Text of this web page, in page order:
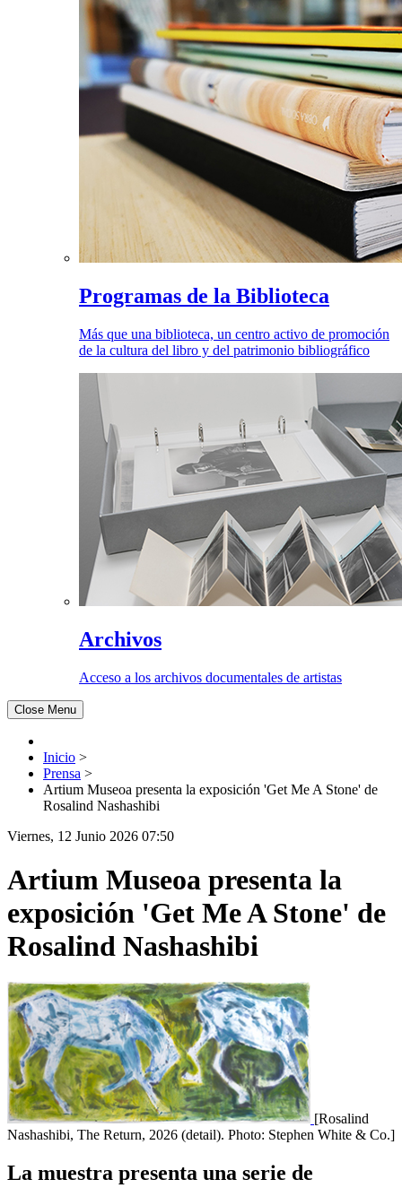
Programas de la Biblioteca
Más que una biblioteca, un centro activo de promoción
de la cultura del libro y del patrimonio bibliográfico
Archivos
Acceso a los archivos documentales de artistas
Close Menu
Inicio >
Prensa >
Artium Museoa presenta la exposición 'Get Me A Stone' de
Rosalind Nashashibi
Viernes, 12 Junio 2026 07:50
Artium Museoa presenta la
exposición 'Get Me A Stone' de
Rosalind Nashashibi
[Rosalind
Nashashibi, The Return, 2026 (detail). Photo: Stephen White & Co.]
La muestra presenta una serie de